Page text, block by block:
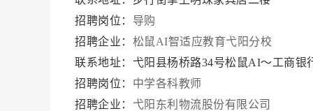
招聘岗位： 导购
招聘企业： 松鼠AI智适应教育弋阳分校
联系地址：弋阳县杨桥路34号松鼠AI～工商银
招聘岗位： 中学各科教师
招聘企业： 弋阳东利物流股份有限公司